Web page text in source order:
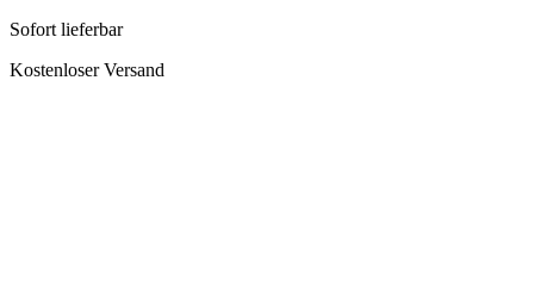
Sofort lieferbar
Kostenloser Versand